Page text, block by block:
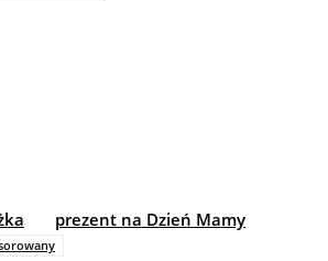
prezent na Dzień Mamy